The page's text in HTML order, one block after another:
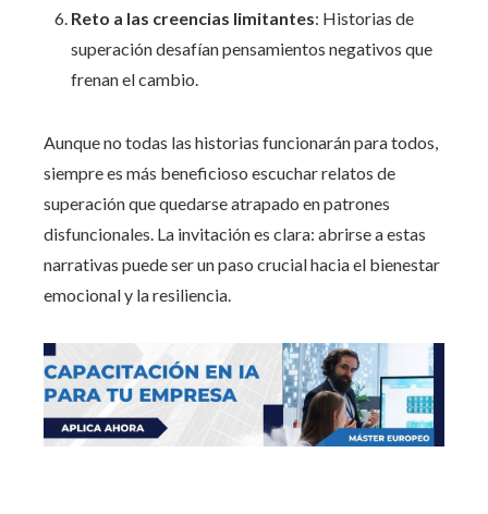
Reto a las creencias limitantes: Historias de
superación desafían pensamientos negativos que
frenan el cambio.
Aunque no todas las historias funcionarán para todos,
siempre es más beneficioso escuchar relatos de
superación que quedarse atrapado en patrones
disfuncionales. La invitación es clara: abrirse a estas
narrativas puede ser un paso crucial hacia el bienestar
emocional y la resiliencia.